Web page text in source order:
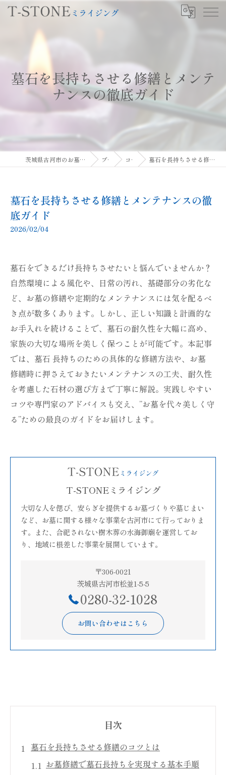
墓石を長持ちさせる修繕とメンテ
ナンスの徹底ガイド
茨城県古河市のお墓ならT-STONEミライジング ブログ コラム 墓石を長持ちさせる修繕とメンテナンスの徹底ガイド
墓石を長持ちさせる修繕とメンテナンスの徹
底ガイド
2026/02/04
墓石をできるだけ長持ちさせたいと悩んでいませんか？
自然環境による風化や、日常の汚れ、基礎部分の劣化な
ど、お墓の修繕や定期的なメンテナンスには気を配るべ
き点が数多くあります。しかし、正しい知識と計画的な
お手入れを続けることで、墓石の耐久性を大幅に高め、
家族の大切な場所を美しく保つことが可能です。本記事
では、墓石 長持ちのための具体的な修繕方法や、お墓
修繕時に押さえておきたいメンテナンスの工夫、耐久性
を考慮した石材の選び方まで丁寧に解説。実践しやすい
コツや専門家のアドバイスも交え、”お墓を代々美しく守
る”ための最良のガイドをお届けします。
T-STONEミライジング
大切な人を偲び、安らぎを提供するお墓づくりや墓じまい
など、お墓に関する様々な事業を古河市にて行っておりま
す。また、合祀されない樹木葬の水海御廟を運営してお
り、地域に根差した事業を展開しています。
〒306-0021
茨城県古河市松並1-5-5
0280-32-1028
お問い合わせはこちら
目次
墓石を長持ちさせる修繕のコツとは
お墓修繕で墓石長持ちを実現する基本手順